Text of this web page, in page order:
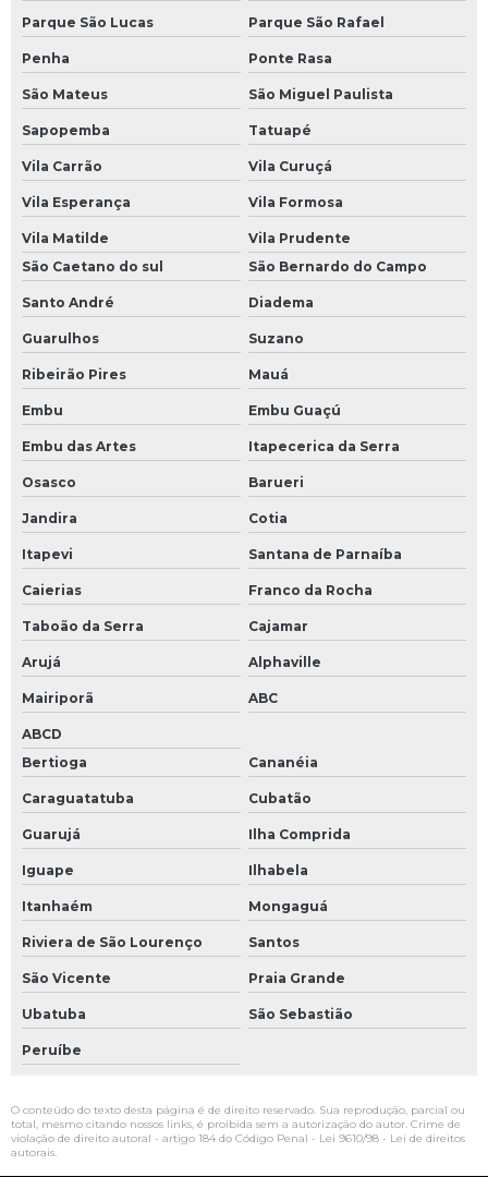
Parque São Lucas Parque São Rafael
Penha Ponte Rasa
São Mateus São Miguel Paulista
Sapopemba Tatuapé
Vila Carrão Vila Curuçá
Vila Esperança Vila Formosa
Vila Matilde
Vila Prudente
São Caetano do sul
São Bernardo do Campo
Santo André Diadema
Guarulhos Suzano
Ribeirão Pires Mauá
Embu Embu Guaçú
Embu das Artes Itapecerica da Serra
Osasco Barueri
Jandira Cotia
Itapevi Santana de Parnaíba
Caierias Franco da Rocha
Taboão da Serra Cajamar
Arujá Alphaville
Mairiporã ABC
ABCD
Bertioga
Cananéia
Caraguatatuba Cubatão
Guarujá Ilha Comprida
Iguape Ilhabela
Itanhaém Mongaguá
Riviera de São Lourenço Santos
São Vicente Praia Grande
Ubatuba São Sebastião
Peruíbe
O conteúdo do texto desta página é de direito reservado. Sua reprodução, parcial ou
total, mesmo citando nossos links, é proibida sem a autorização do autor. Crime de
violação de direito autoral - artigo 184 do Código Penal - Lei 9610/98 - Lei de direitos
autorais.